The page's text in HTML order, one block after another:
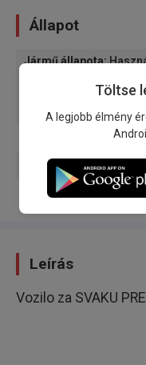
Állapot
Jármű állapota:
A jármű eredete:A
Garázsos
Garancia
Pótkulcs
Leírás
Vozilo za SVAKU
Töltse
A legjobb élmény